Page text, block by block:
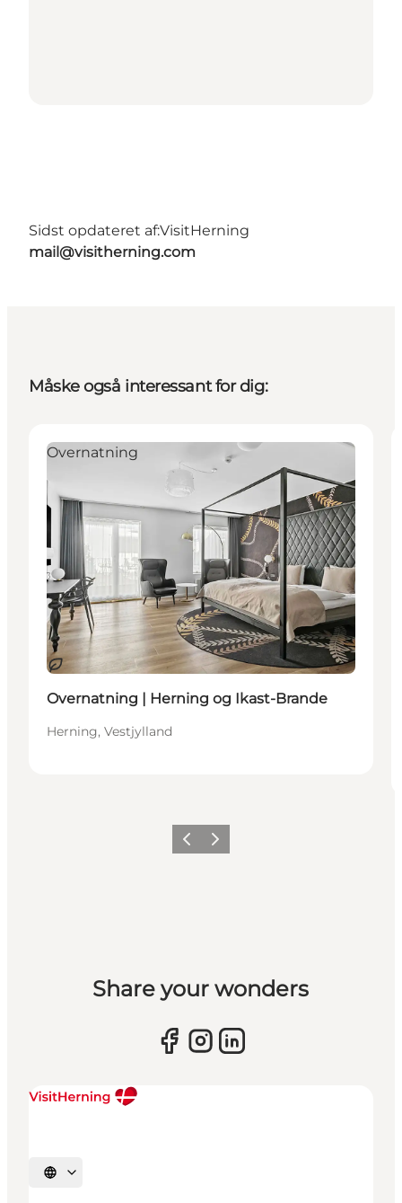
Sidst opdateret af:VisitHerning
mail@visitherning.com
Måske også interessant for dig:
Bæredygtige oplevelser
Overnatning
Overnatning | Herning og Ikast-Brande
Herning, Vestjylland
Forrige billede
Næste billede
Share your wonders
Vælg sprog